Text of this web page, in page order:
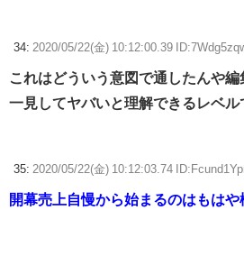
34: 2020/05/22(金) 10:12:00.39
これはどういう意図で通したんや編
一見してヤバいと理解できるレベル
35: 2020/05/22(金) 10:12:03.74
開幕売上自慢から始まるのはもはや